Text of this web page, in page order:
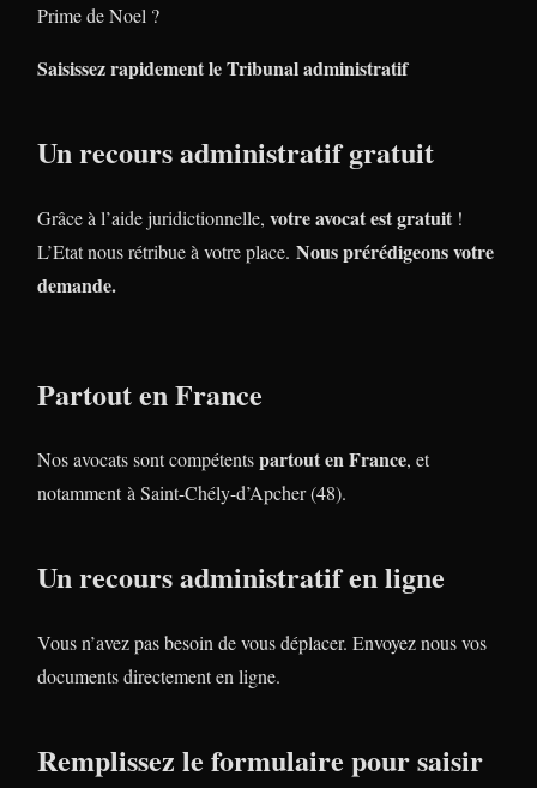
Prime de Noel ?
Saisissez rapidement le Tribunal administratif
Un recours administratif gratuit
Grâce à l’aide juridictionnelle, votre avocat est gratuit !
L’Etat nous rétribue à votre place. Nous prérédigeons votre
demande.
Partout en France
Nos avocats sont compétentspartout en France, et
notamment à Saint-Chély-d’Apcher (48).
Un recours administratif en ligne
Vous n’avez pas besoin de vous déplacer. Envoyez nous vos
documents directement en ligne.
Remplissez le formulaire pour saisir